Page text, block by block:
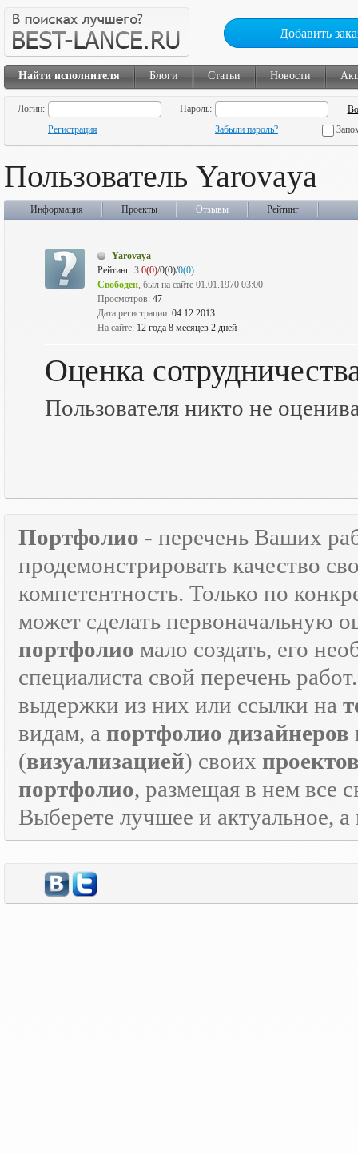
Добавить
Найти исполнителя Блоги Статьи Новости
Логин:
Пароль:
Регистрация
Забыли пароль?
Пользователь Yarovaya
Информация Проекты Отзывы Рейтинг
Yarovaya
Рейтинг: 3 0(0)/0(0)/0(0)
Свободен, был на сайте 01.01.1970 03:00
Просмотров: 47
Дата регистрации: 04.12.2013
На сайте: 12 года 8 месяцев 2 дней
Оценка
Пользователя никто не
Портфолио - перечень Ваших
продемонстрировать качество
компетентность. Только по
может сделать первоначальную
портфолио мало создать, его
специалиста свой перечень
выдержки из них или ссылки на
видам, а портфолио дизайнеров
(визуализацией) своих
портфолио, размещая в нем все
Выберете лучшее и актуальное,